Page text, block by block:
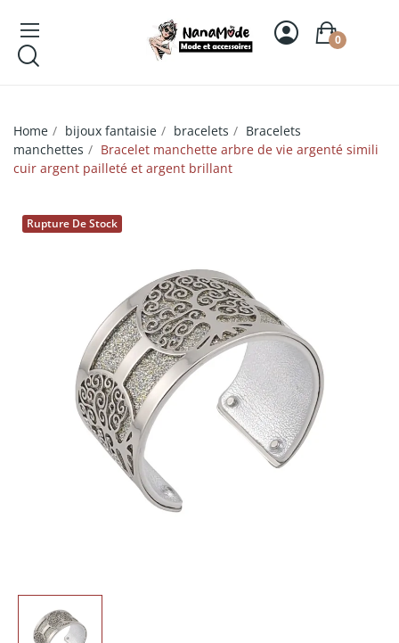
0
Home bijoux fantaisie bracelets
Bracelets
manchettes
Bracelet manchette arbre de vie argenté simili
cuir argent pailleté et argent brillant
Rupture De Stock